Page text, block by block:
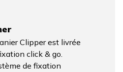
Clipper est livrée
click & go.
de fixation